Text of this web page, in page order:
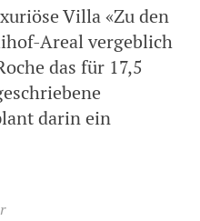
Villa «Zu den
Areal vergeblich
das für 17,5
darin ein